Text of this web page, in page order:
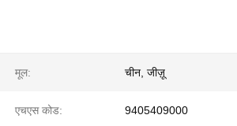
मूल: चीन, जीज़ू
एचएस कोड: 9405409000